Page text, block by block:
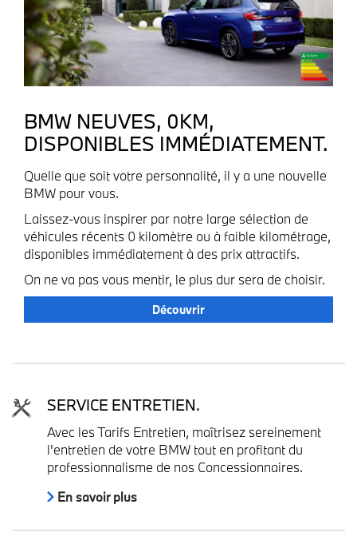
BMW NEUVES, 0KM,
DISPONIBLES IMMÉDIATEMENT.
Quelle que soit votre personnalité, il y a une nouvelle
BMW pour vous.
Laissez-vous inspirer par notre large sélection de
véhicules récents 0 kilomètre ou à faible kilométrage,
disponibles immédiatement à des prix attractifs.
On ne va pas vous mentir, le plus dur sera de choisir.
Découvrir
SERVICE ENTRETIEN.
Avec les Tarifs Entretien, maîtrisez sereinement
l'entretien de votre BMW tout en profitant du
professionnalisme de nos Concessionnaires.
En savoir plus